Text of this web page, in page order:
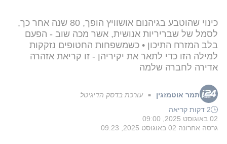
כינוי שהוטבע בגיהנום אושוויץ הופך, 80 שנה אחר כך,
לסמל של שבריריות אנושית, אשר מכה שוב - הפעם
בלב המזרח התיכון • כשמשפחות החטופים נזקקות
למילה הזו כדי לתאר את יקיריהן - זו קריאת אזהרה
אדירה לחברה שלמה
תמר אוטמזגין ■עורכת בדסק הדיגיטל
2 דקות קריאה
02 באוגוסט 2025, 09:00
גרסה אחרונה 02 באוגוסט 2025, 09:23